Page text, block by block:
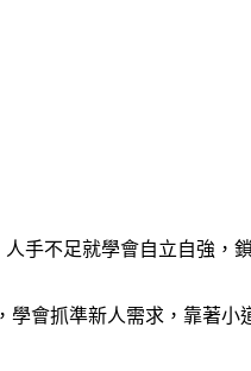
手不足就學會自立自強，
會抓準新人需求，靠著